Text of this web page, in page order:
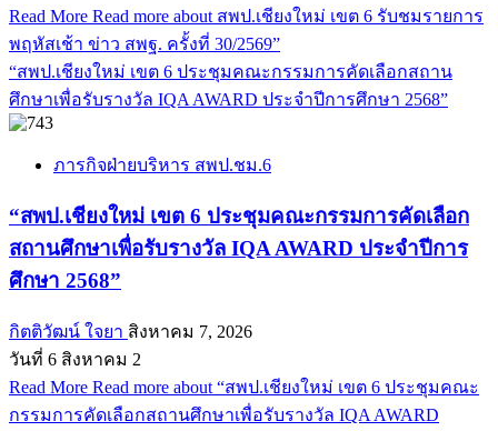
Read More Read more about สพป.เชียงใหม่ เขต 6 รับชมรายการ
พฤหัสเช้า ข่าว สพฐ. ครั้งที่ 30/2569”
“สพป.เชียงใหม่ เขต 6 ประชุมคณะกรรมการคัดเลือกสถาน
ศึกษาเพื่อรับรางวัล IQA AWARD ประจำปีการศึกษา 2568”
ภารกิจฝ่ายบริหาร สพป.ชม.6
“สพป.เชียงใหม่ เขต 6 ประชุมคณะกรรมการคัดเลือก
สถานศึกษาเพื่อรับรางวัล IQA AWARD ประจำปีการ
ศึกษา 2568”
กิตติวัฒน์ ใจยา สิงหาคม 7, 2026
วันที่ 6 สิงหาคม 2
Read More Read more about “สพป.เชียงใหม่ เขต 6 ประชุมคณะ
กรรมการคัดเลือกสถานศึกษาเพื่อรับรางวัล IQA AWARD